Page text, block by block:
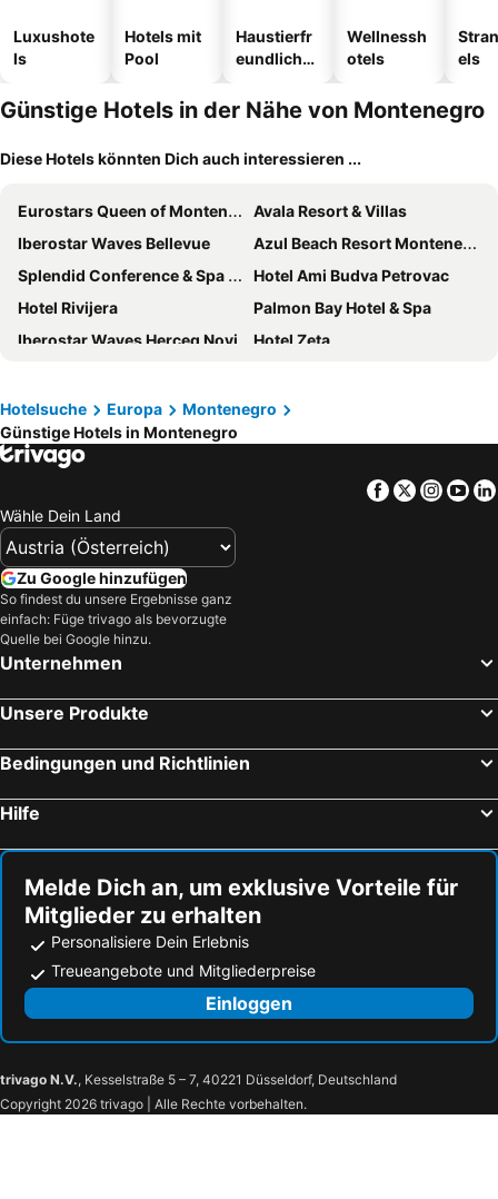
Luxushote
ls
Hotels mit
Pool
Haustierfr
eundliche
Wellnessh
otels
els
Günstige Hotels in der Nähe von Montenegro
Diese Hotels könnten Dich auch interessieren ...
Eurostars Queen of Montenegro
Avala Resort & Villas
Iberostar Waves Bellevue
Azul Beach Resort Montenegro
Splendid Conference & Spa Resort
Hotel Ami Budva Petrovac
Hotel Rivijera
Palmon Bay Hotel & Spa
Iberostar Waves Herceg Novi
Hotel Zeta
Hotel Montenegro
Carine Hotel Park
Hotel Harmonia by Dukley
Crowne Plaza Budva by IHG
Montenegrina Hotel & SPA All-Inclusive
Hotel Kleopatra
Lazure Hotel & Marina
Crowne Plaza Podgorica
Hotel Sato Conference & SPA Resort
Hotel Slovenska Plaža
Merit Starlit Hotel Casino & Spa
Hotel Oaza
Hotel Moskva
Sea Star Budva
Hotel Tara
Hotel Palas
Hotel Aleksandar
HOTEL TALIA
Boutique Hotel Imperial
Avanti Hotel & Spa
Montebay Perla
One&Only Portonovi
Hotel Majestic
Hotel Astoria
Hotel Gold
Hotel Franca
Hotel Porto Tara
Polar Star Hotel
Hotel Lovac
Hotel Pavlović
Hotel Enigma
Ski Hotel
Hotelsuche Europa
Montenegro
Günstige Hotels in Montenegro
Facebook
Twitter
Wähle Dein Land
Zu Google hinzufügen
So findest du unsere Ergebnisse ganz
einfach: Füge trivago als bevorzugte
Quelle bei Google hinzu.
Unternehmen
Unsere Produkte
Bedingungen und Richtlinien
Hilfe
Melde Dich an, um exklusive Vorteile für
Mitglieder zu erhalten
Personalisiere Dein Erlebnis
Treueangebote und Mitgliederpreise
Einloggen
trivago N.V., Kesselstraße 5 – 7, 40221 Düsseldorf, Deutschland
Copyright 2026 trivago | Alle Rechte vorbehalten.